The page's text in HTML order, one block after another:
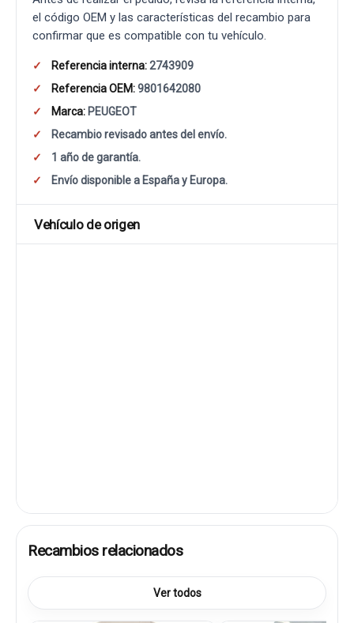
el código OEM y las características del recambio para
confirmar que es compatible con tu vehículo.
Referencia interna:2743909
Referencia OEM:9801642080
Marca: PEUGEOT
Recambio revisado antes del envío.
1 año de garantía.
Envío disponible a España y Europa.
Vehículo de origen
Recambios relacionados
Ver todos